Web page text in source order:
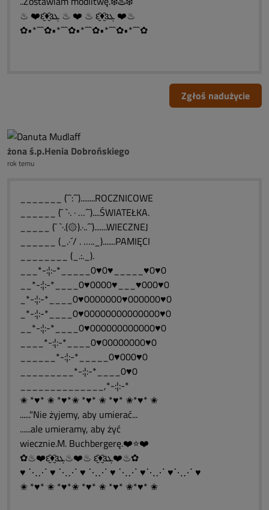
♨ ❤️ԑ̮̑♦̮̑ɜܓ ♨ ❤️ ♨ ԑ̮̑♦̮̑ɜܓ ❤️♨
✿•*´¯`✿•*´¯`✿•*´¯`✿•*´¯`✿•*´¯`✿
Zgłoś nadużycie
żona ś.p.Henia Dobrońskiego
rok temu
_______ (¯`:´¯)........ROCZNICOWE
______ (¯ `·. · …´¯)....ŚWIATEŁKA.
_____ (¯ `·.(۞).·..´¯).......WIECZNEJ
______ (_.·´/ . ….._).......PAMIĘCI
________ (_.:._).
___*-:¦:-*_____0♥0♥_____♥0♥0
__*-:¦:-*____0♥0000♥___♥000♥0
_*-:¦:-*____0♥0000000♥000000♥0
_*-:¦:-*____0♥00000000000000♥0
__*-:¦:-*____0♥000000000000♥0
____*-:¦:-*____0♥00000000♥0
______*-:¦:-*_____0♥000♥0
_________*-:¦:-*____0♥0
______________,*-:¦:-*
✬ *♥* ✬ *♥*✬ *♥* ✬ *♥* ✬*♥* ✬
......"Nie żyjemy, aby umierać...
......ale umieramy, aby żyć
wiecznie.M. Buchbergerę.❤️⭐❤️
✿♨❤️ԑ̮̑♦̮̑ɜܓ♨❤️♨ ԑ̮̑♦̮̑ɜܓ❤️♨✿
♥ ⋱⋰ ♥ ⋱⋰ ♥ ⋱⋰ ♥ ⋱⋰ ♥⋱⋰ ♥⋱⋰ ♥
✬ *♥* ✬ *♥*✬ *♥* ✬ *♥* ✬*♥* ✬